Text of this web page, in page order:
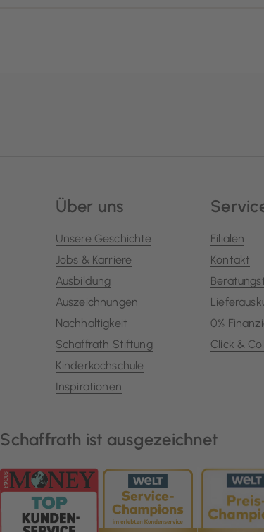
Über uns
Unsere Geschichte
Jobs & Karriere
Ausbildung
Auszeichnungen
Nachhaltigkeit
Schaffrath Stiftung
Kinderkochschule
Inspirationen
Filialen
Kontakt
0%
Click &
Schaffrath ist ausgezeichnet